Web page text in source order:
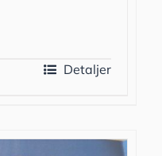
Detaljer